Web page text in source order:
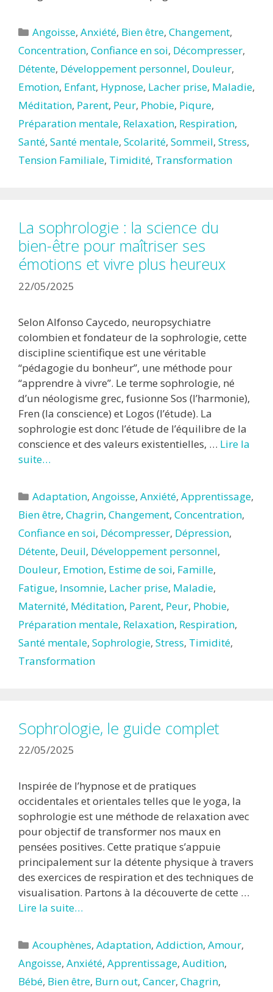
Catégories
Angoisse,Anxiété, Bien être,Changement,
Concentration, Confiance en soi, Décompresser,
Détente, Développement personnel, Douleur,
Emotion, Enfant, Hypnose, Lacher prise, Maladie,
Méditation, Parent, Peur, Phobie, Piqure,
Préparation mentale, Relaxation, Respiration,
Santé, Santé mentale, Scolarité, Sommeil, Stress,
Tension Familiale, Timidité, Transformation
La sophrologie : la science du
bien-être pour maîtriser ses
émotions et vivre plus heureux
22/05/2025
Selon Alfonso Caycedo, neuropsychiatre
colombien et fondateur de la sophrologie, cette
discipline scientifique est une véritable
“pédagogie du bonheur”, une méthode pour
“apprendre à vivre”. Le terme sophrologie, né
d’un néologisme grec, fusionne Sos (l’harmonie),
Fren (la conscience) et Logos (l’étude). La
sophrologie est donc l’étude de l’équilibre de la
conscience et des valeurs existentielles, … Lire la
suite…
Catégories
Adaptation,Angoisse,Anxiété,Apprentissage,
Bien être, Chagrin, Changement, Concentration,
Confiance en soi, Décompresser, Dépression,
Détente, Deuil, Développement personnel,
Douleur, Emotion, Estime de soi, Famille,
Fatigue, Insomnie, Lacher prise, Maladie,
Maternité, Méditation, Parent, Peur, Phobie,
Préparation mentale, Relaxation, Respiration,
Santé mentale, Sophrologie, Stress, Timidité,
Transformation
Sophrologie, le guide complet
22/05/2025
Inspirée de l’hypnose et de pratiques
occidentales et orientales telles que le yoga, la
sophrologie est une méthode de relaxation avec
pour objectif de transformer nos maux en
pensées positives. Cette pratique s’appuie
principalement sur la détente physique à travers
des exercices de respiration et des techniques de
visualisation. Partons à la découverte de cette …
Lire la suite…
Catégories
Acouphènes,Adaptation,Addiction,Amour,
Angoisse, Anxiété, Apprentissage, Audition,
Bébé, Bien être, Burn out, Cancer, Chagrin,